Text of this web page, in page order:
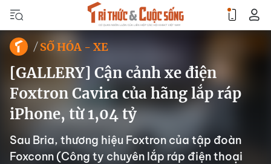
SỐ HÓA - XE
[GALLERY] Cận cảnh xe điện
Foxtron Cavira của hãng lắp ráp
iPhone, từ 1,04 tỷ
Sau Bria, thương hiệu Foxtron của tập đoàn
Foxconn (Công ty chuyên lắp ráp điện thoại